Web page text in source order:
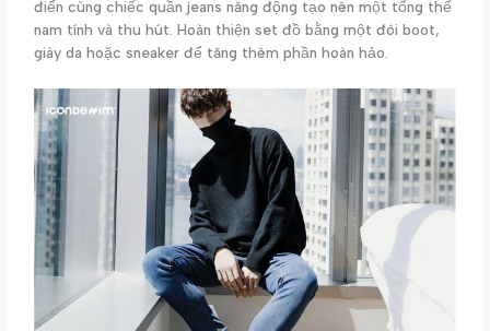
điển cùng chiếc quần jeans năng động tạo nên một tổng thể
nam tính và thu hút. Hoàn thiện set đồ bằng một đôi boot,
giày da hoặc sneaker để tăng thêm phần hoàn hảo.